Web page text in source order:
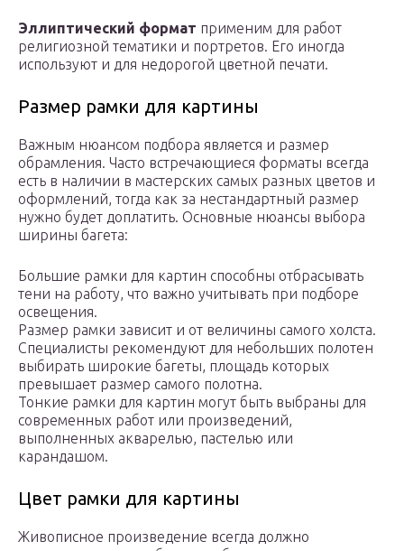
Эллиптический формат применим для работ
религиозной тематики и портретов. Его иногда
используют и для недорогой цветной печати.
Размер рамки для картины
Важным нюансом подбора является и размер
обрамления. Часто встречающиеся форматы всегда
есть в наличии в мастерских самых разных цветов и
оформлений, тогда как за нестандартный размер
нужно будет доплатить. Основные нюансы выбора
ширины багета:
Большие рамки для картин способны отбрасывать
тени на работу, что важно учитывать при подборе
освещения.
Размер рамки зависит и от величины самого холста.
Специалисты рекомендуют для небольших полотен
выбирать широкие багеты, площадь которых
превышает размер самого полотна.
Тонкие рамки для картин могут быть выбраны для
современных работ или произведений,
выполненных акварелью, пастелью или
карандашом.
Цвет рамки для картины
Живописное произведение всегда должно